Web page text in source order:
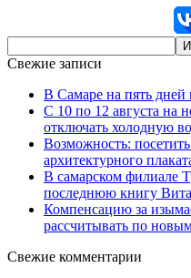
Свежие записи
В Самаре на пять дней
С 10 по 12 августа на
отключать холодную
Возможность:
архитектурного
В самарском филиале
последнюю книгу
Компенсацию за
рассчитывать по
Свежие комментарии